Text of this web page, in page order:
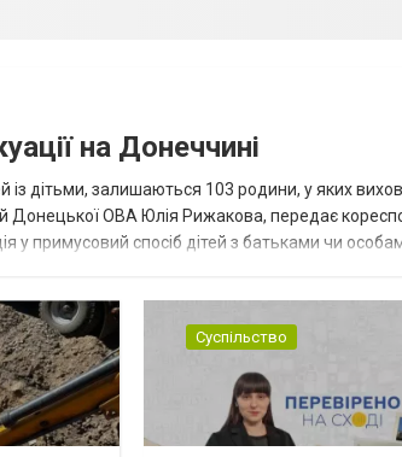
на Донеччині
із дітьми, залишаються 103 родини, у яких
Донецької ОВА Юлія Рижакова, передає
у примусовий спосіб дітей з батьками чи
Суспільство